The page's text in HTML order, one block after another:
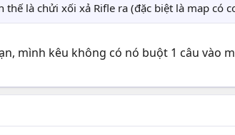
là chửi xối xả Rifle ra (đặc biệt là map có
mình kêu không có nó buột 1 câu vào